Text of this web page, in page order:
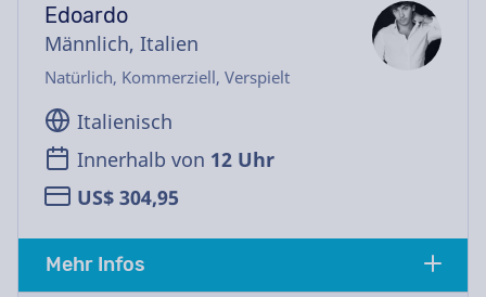
Edoardo
Männlich, Italien
Natürlich, Kommerziell, Verspielt
Italienisch
Innerhalb von 12 Uhr
US$ 304,95
Mehr Infos